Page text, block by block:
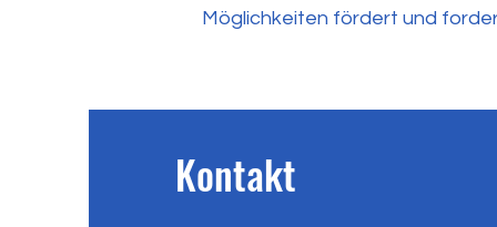
Möglichkeiten fördert und
Kontakt